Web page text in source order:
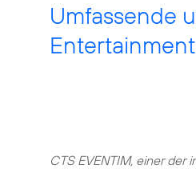
Umfassende
Entertainment
CTS EVENTIM, einer der